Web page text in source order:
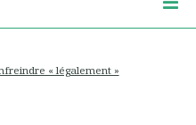
« légalement »